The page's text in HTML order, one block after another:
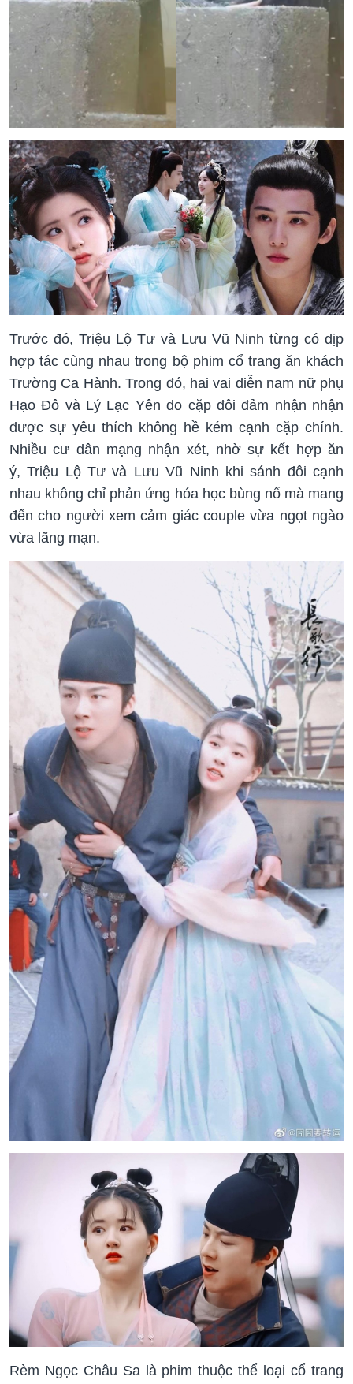
Trước đó, Triệu Lộ Tư và Lưu Vũ Ninh từng có dịp
hợp tác cùng nhau trong bộ phim cổ trang ăn khách
Trường Ca Hành. Trong đó, hai vai diễn nam nữ phụ
Hạo Đô và Lý Lạc Yên do cặp đôi đảm nhận nhận
được sự yêu thích không hề kém cạnh cặp chính.
Nhiều cư dân mạng nhận xét, nhờ sự kết hợp ăn
ý, Triệu Lộ Tư và Lưu Vũ Ninh khi sánh đôi cạnh
nhau không chỉ phản ứng hóa học bùng nổ mà mang
đến cho người xem cảm giác couple vừa ngọt ngào
vừa lãng mạn.
Rèm Ngọc Châu Sa là phim thuộc thể loại cổ trang